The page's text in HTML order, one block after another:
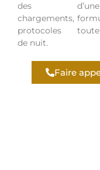
des
chargements,
protocoles
de nuit.
d’une
Faire